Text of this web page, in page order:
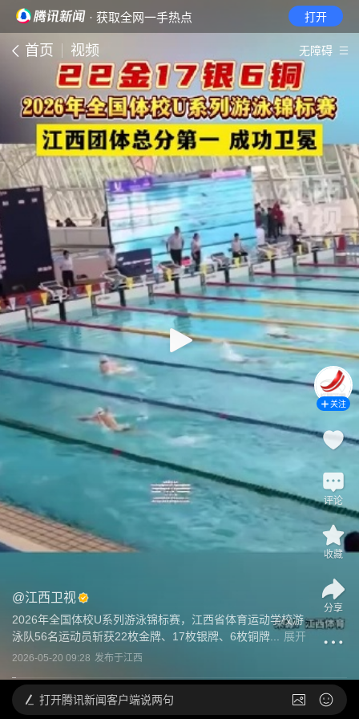
· 获取全网一手热点 打开
首页 视频 无障碍
@江西卫视
2026年全国体校U系列游泳锦标赛，江西省体育运动学校游
泳队56名运动员斩获22枚金牌、17枚银牌、6枚铜牌...
展开
2026-05-20 09:28 发布于江西
关注
评论
收藏
分享
打开腾讯新闻客户端说两句